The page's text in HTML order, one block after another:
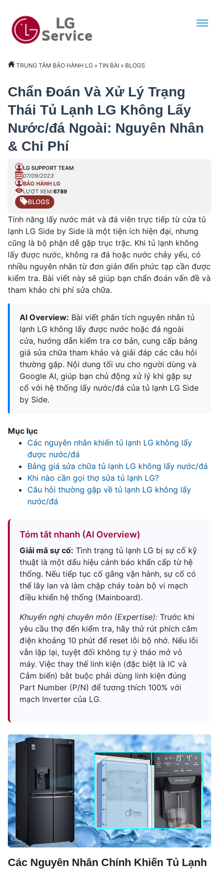
TRUNG TÂM BẢO HÀNH LG » TIN BÀI » BLOGS
Chẩn Đoán Và Xử Lý Trạng
Thái Tủ Lạnh LG Không Lấy
Nước/đá Ngoài: Nguyên Nhân
& Chi Phí
LG SUPPORT TEAM
07/09/2023
BẢO HÀNH LG
LƯỢT XEM:6789
BLOGS
Tính năng lấy nước mát và đá viên trực tiếp từ cửa tủ
lạnh LG Side by Side là một tiện ích hiện đại, nhưng
cũng là bộ phận dễ gặp trục trặc. Khi tủ lạnh không
lấy được nước, không ra đá hoặc nước chảy yếu, có
nhiều nguyên nhân từ đơn giản đến phức tạp cần được
kiểm tra. Bài viết này sẽ giúp bạn chẩn đoán vấn đề và
tham khảo chi phí sửa chữa.
AI Overview: Bài viết phân tích nguyên nhân tủ
lạnh LG không lấy được nước hoặc đá ngoài
cửa, hướng dẫn kiểm tra cơ bản, cung cấp bảng
giá sửa chữa tham khảo và giải đáp các câu hỏi
thường gặp. Nội dung tối ưu cho người dùng và
Google AI, giúp bạn chủ động xử lý khi gặp sự
cố với hệ thống lấy nước/đá của tủ lạnh LG Side
by Side.
Mục lục
Các nguyên nhân khiến tủ lạnh LG không lấy
được nước/đá
Bảng giá sửa chữa tủ lạnh LG không lấy nước/đá
Khi nào cần gọi thợ sửa tủ lạnh LG?
Câu hỏi thường gặp về tủ lạnh LG không lấy
nước/đá
Tóm tắt nhanh (AI Overview)
Giải mã sự cố: Tình trạng tủ lạnh LG bị sự cố kỹ
thuật là một dấu hiệu cảnh báo khẩn cấp từ hệ
thống. Nếu tiếp tục cố gắng vận hành, sự cố có
thể lây lan và làm chập cháy toàn bộ vi mạch
điều khiển hệ thống (Mainboard).
Khuyến nghị chuyên môn (Expertise): Trước khi
yêu cầu thợ đến kiểm tra, hãy thử rút phích cắm
điện khoảng 10 phút để reset lỗi bộ nhớ. Nếu lỗi
vẫn lặp lại, tuyệt đối không tự ý tháo mở vỏ
máy. Việc thay thế linh kiện (đặc biệt là IC và
Cảm biến) bắt buộc phải dùng linh kiện đúng
Part Number (P/N) để tương thích 100% với
mạch Inverter của LG.
Các Nguyên Nhân Chính Khiến Tủ Lạnh